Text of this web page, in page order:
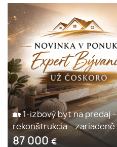
🏡 1-izbový byt na predaj
rekonštrukcia - zariadené
87 000 €